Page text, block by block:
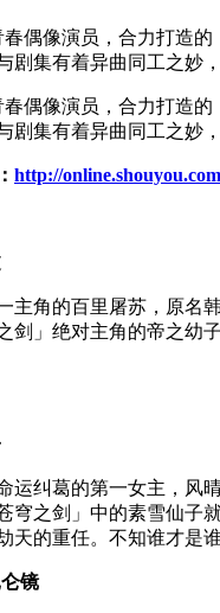
偶像演员，合力打造
剧集有着异曲同工之妙，
偶像演员，合力打造
剧集有着异曲同工之妙
http://
主角的百里屠苏，原
剑」绝对主角的帝之幼
运纠葛的第一女主，风
之剑」中的素雪仙子
天的重任。不知谁才是
镜